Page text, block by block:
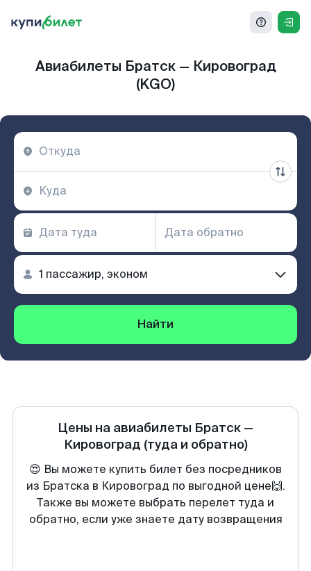
Авиабилеты Братск — Кировоград
(KGO)
Найти
Цены на авиабилеты Братск —
Кировоград (туда и обратно)
😍 Вы можете купить билет без посредников
из Братска в Кировоград по выгодной цене🙌.
Также вы можете выбрать перелет туда и
обратно, если уже знаете дату возвращения